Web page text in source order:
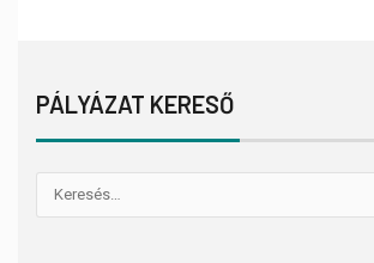
PÁLYÁZAT KERESŐ